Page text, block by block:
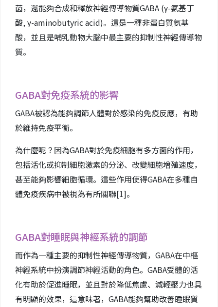
菌，還能夠合成和釋放神經傳導物質GABA (γ-氨基丁
酸, γ-aminobutyric acid)。這是一種非蛋白質氨基
酸，並且是哺乳動物大腦中最主要的抑制性神經傳導物
質。
GABA對免疫系統的影響
GABA被認為能夠調節人體對於感染的免疫反應，有助
於維持免疫平衡。
為什麼呢？因為GABA對於免疫細胞有多方面的作用，
包括活化或抑制細胞激素的分泌、改變細胞增殖速度，
甚至能夠影響細胞循環。這些作用使得GABA在多種自
體免疫疾病中被視為有所關聯[1]。
GABA對睡眠與神經系統的調節
而作為一種主要的抑制性神經傳導物質，GABA在中樞
神經系統中扮演調節神經活動的角色。GABA受體的活
化有助於促進睡眠，並且對於降低焦慮、減輕壓力也具
有明顯的效果，這意味著，GABA能夠幫助改善睡眠質